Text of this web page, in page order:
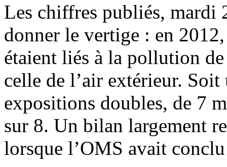
Les chiffres publiés, mardi
donner le vertige : en
étaient liés à la pollution
celle de l’air extérieur.
expositions doubles, de 7
sur 8. Un bilan largement
lorsque l’OMS avait